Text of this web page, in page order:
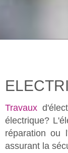
Travaux
électrique?
réparation ou
assurant la